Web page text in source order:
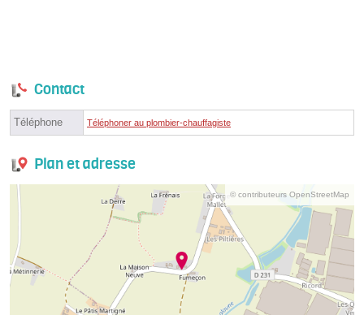
Contact
Téléphone Téléphoner au plombier-chauffagiste
Plan et adresse
© contributeurs OpenStreetMap